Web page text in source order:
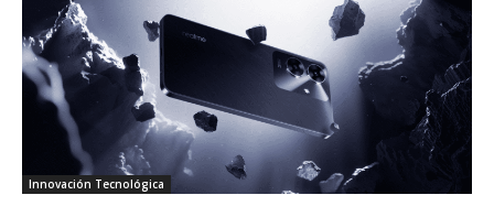
Innovación Tecnológica